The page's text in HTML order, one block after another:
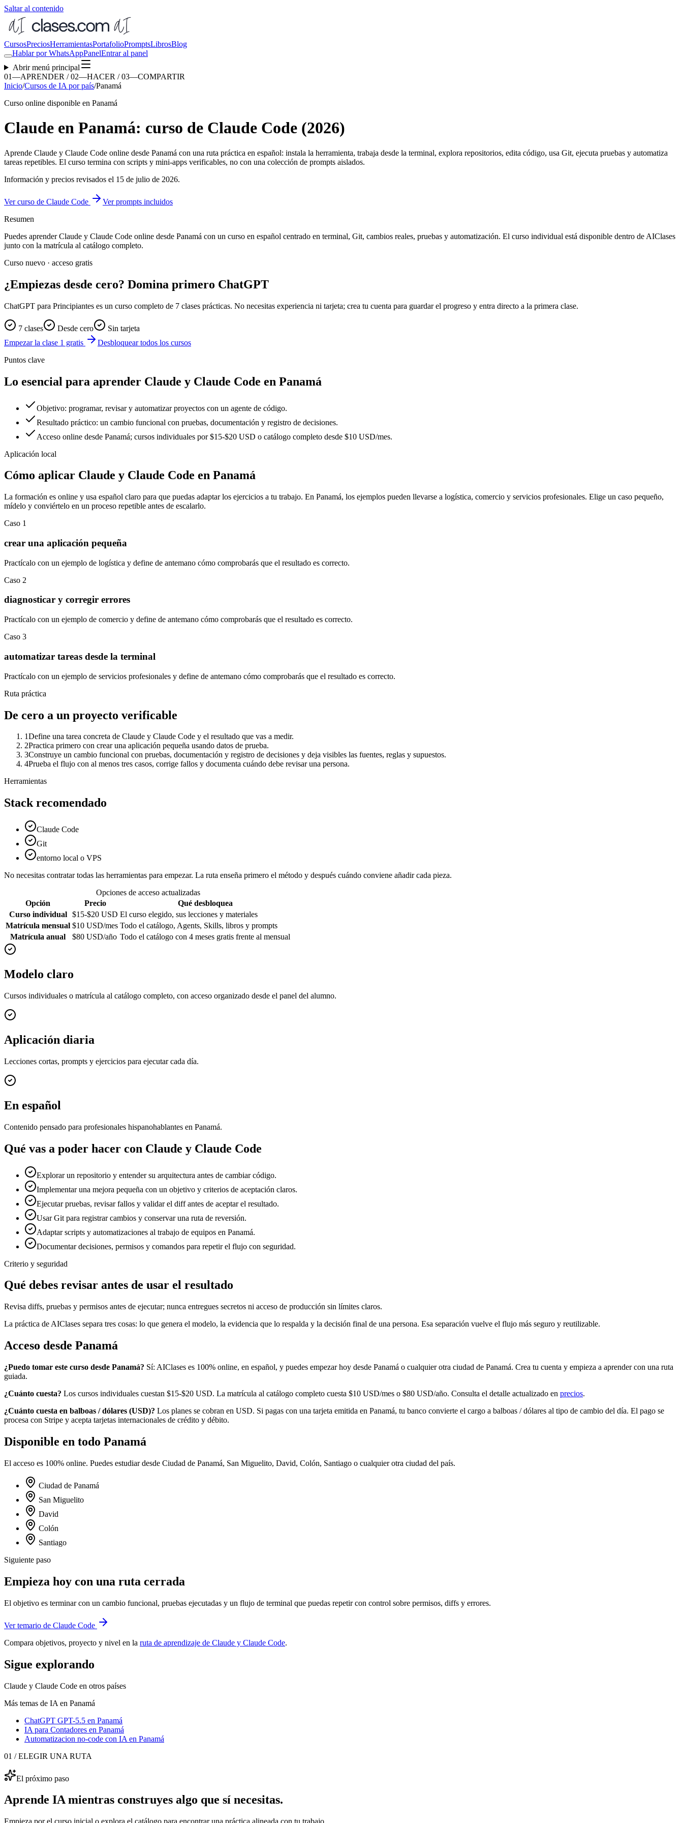
Saltar al contenido
CursosPreciosHerramientasPortafolioPromptsLibrosBlog
Hablar por WhatsAppPanelEntrar al panel
Abrir menú principal
01—APRENDER / 02—HACER / 03—COMPARTIR
Inicio/Cursos de IA por país/Panamá
Curso online disponible en Panamá
Claude en Panamá: curso de Claude Code (2026)
Aprende Claude y Claude Code online desde Panamá con una ruta práctica en español: instala la herramienta, trabaja desde la terminal, explora repositorios, edita código, usa Git, ejecuta pruebas y automatiza
tareas repetibles. El curso termina con scripts y mini-apps verificables, no con una colección de prompts aislados.
Información y precios revisados el 15 de julio de 2026.
Ver curso de Claude Code
Ver prompts incluidos
Resumen
Puedes aprender Claude y Claude Code online desde Panamá con un curso en español centrado en terminal, Git, cambios reales, pruebas y automatización. El curso individual está disponible dentro de AIClases
junto con la matrícula al catálogo completo.
Curso nuevo · acceso gratis
¿Empiezas desde cero? Domina primero ChatGPT
ChatGPT para Principiantes es un curso completo de 7 clases prácticas. No necesitas experiencia ni tarjeta; crea tu cuenta para guardar el progreso y entra directo a la primera clase.
7 clases Desde cero
Sin tarjeta
Empezar la clase 1 gratis
Desbloquear todos los cursos
Puntos clave
Lo esencial para aprender Claude y Claude Code en Panamá
Objetivo: programar, revisar y automatizar proyectos con un agente de código.
Resultado práctico: un cambio funcional con pruebas, documentación y registro de decisiones.
Acceso online desde Panamá; cursos individuales por $15-$20 USD o catálogo completo desde $10 USD/mes.
Aplicación local
Cómo aplicar Claude y Claude Code en Panamá
La formación es online y usa español claro para que puedas adaptar los ejercicios a tu trabajo. En Panamá, los ejemplos pueden llevarse a logística, comercio y servicios profesionales. Elige un caso pequeño,
mídelo y conviértelo en un proceso repetible antes de escalarlo.
Caso 1
crear una aplicación pequeña
Practícalo con un ejemplo de logística y define de antemano cómo comprobarás que el resultado es correcto.
Caso 2
diagnosticar y corregir errores
Practícalo con un ejemplo de comercio y define de antemano cómo comprobarás que el resultado es correcto.
Caso 3
automatizar tareas desde la terminal
Practícalo con un ejemplo de servicios profesionales y define de antemano cómo comprobarás que el resultado es correcto.
Ruta práctica
De cero a un proyecto verificable
1Define una tarea concreta de Claude y Claude Code y el resultado que vas a medir.
2Practica primero con crear una aplicación pequeña usando datos de prueba.
3Construye un cambio funcional con pruebas, documentación y registro de decisiones y deja visibles las fuentes, reglas y supuestos.
4Prueba el flujo con al menos tres casos, corrige fallos y documenta cuándo debe revisar una persona.
Herramientas
Stack recomendado
Claude Code
Git
entorno local o VPS
No necesitas contratar todas las herramientas para empezar. La ruta enseña primero el método y después cuándo conviene añadir cada pieza.
Opciones de acceso actualizadas
Opción
Precio
Qué desbloquea
Curso individual
$15-$20 USD El curso elegido, sus lecciones y materiales
Matrícula mensual $10 USD/mes Todo el catálogo, Agents, Skills, libros y prompts
Matrícula anual
$80 USD/año Todo el catálogo con 4 meses gratis frente al mensual
Modelo claro
Cursos individuales o matrícula al catálogo completo, con acceso organizado desde el panel del alumno.
Aplicación diaria
Lecciones cortas, prompts y ejercicios para ejecutar cada día.
En español
Contenido pensado para profesionales hispanohablantes en Panamá.
Qué vas a poder hacer con Claude y Claude Code
Explorar un repositorio y entender su arquitectura antes de cambiar código.
Implementar una mejora pequeña con un objetivo y criterios de aceptación claros.
Ejecutar pruebas, revisar fallos y validar el diff antes de aceptar el resultado.
Usar Git para registrar cambios y conservar una ruta de reversión.
Adaptar scripts y automatizaciones al trabajo de equipos en Panamá.
Documentar decisiones, permisos y comandos para repetir el flujo con seguridad.
Criterio y seguridad
Qué debes revisar antes de usar el resultado
Revisa diffs, pruebas y permisos antes de ejecutar; nunca entregues secretos ni acceso de producción sin límites claros.
La práctica de AIClases separa tres cosas: lo que genera el modelo, la evidencia que lo respalda y la decisión final de una persona. Esa separación vuelve el flujo más seguro y reutilizable.
Acceso desde Panamá
¿Puedo tomar este curso desde Panamá? Sí: AIClases es 100% online, en español, y puedes empezar hoy desde Panamá o cualquier otra ciudad de Panamá. Crea tu cuenta y empieza a aprender con una ruta
guiada.
¿Cuánto cuesta? Los cursos individuales cuestan $15-$20 USD. La matrícula al catálogo completo cuesta $10 USD/mes o $80 USD/año. Consulta el detalle actualizado en precios.
¿Cuánto cuesta en balboas / dólares (USD)? Los planes se cobran en USD. Si pagas con una tarjeta emitida en Panamá, tu banco convierte el cargo a balboas / dólares al tipo de cambio del día. El pago se
procesa con Stripe y acepta tarjetas internacionales de crédito y débito.
Disponible en todo Panamá
El acceso es 100% online. Puedes estudiar desde Ciudad de Panamá, San Miguelito, David, Colón, Santiago o cualquier otra ciudad del país.
Ciudad de Panamá
San Miguelito
David
Colón
Santiago
Siguiente paso
Empieza hoy con una ruta cerrada
El objetivo es terminar con un cambio funcional, pruebas ejecutadas y un flujo de terminal que puedas repetir con control sobre permisos, diffs y errores.
Ver temario de Claude Code
Compara objetivos, proyecto y nivel en la ruta de aprendizaje de Claude y Claude Code.
Sigue explorando
Claude y Claude Code en otros países
Más temas de IA en Panamá
ChatGPT GPT-5.5 en Panamá
IA para Contadores en Panamá
Automatizacion no-code con IA en Panamá
01 / ELEGIR UNA RUTA
El próximo paso
Aprende IA mientras construyes algo que sí necesitas.